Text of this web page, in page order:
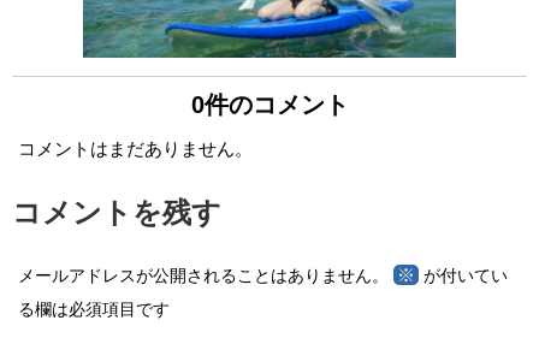
0件のコメント
コメントはまだありません。
コメントを残す
メールアドレスが公開されることはありません。 ※ が付いてい
る欄は必須項目です